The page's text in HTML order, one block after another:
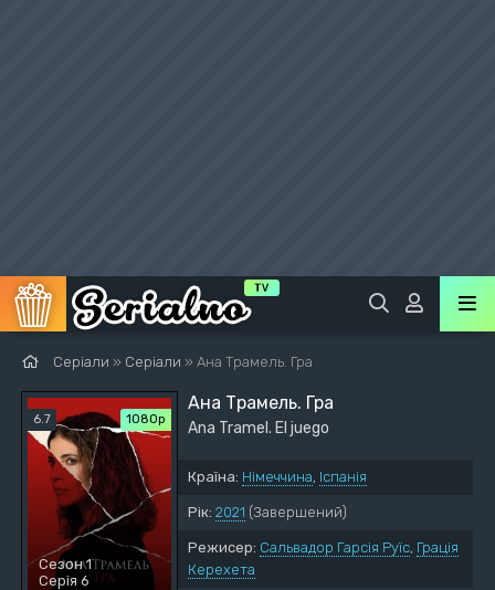
Серіали » Серіали » Ана Трамель. Гра
6.7 1080p
Сезон 1
Серія 6
Ана Трамель. Гра
Ana Tramel. El juego
Країна: Німеччина, Іспанія
Рік: 2021 (Завершений)
Режисер: Сальвадор Гарсія Руїс, Грація
Керехета